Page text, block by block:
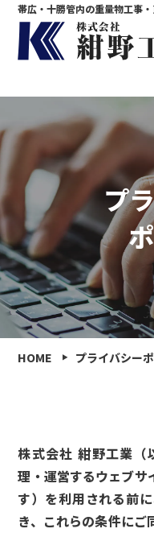
帯広・十勝管内の重量物工事
プ
HOME プライバシー
株式会社 紺野工業（
理・運営するウェブサ
す）を利用される前
き、これらの条件にご